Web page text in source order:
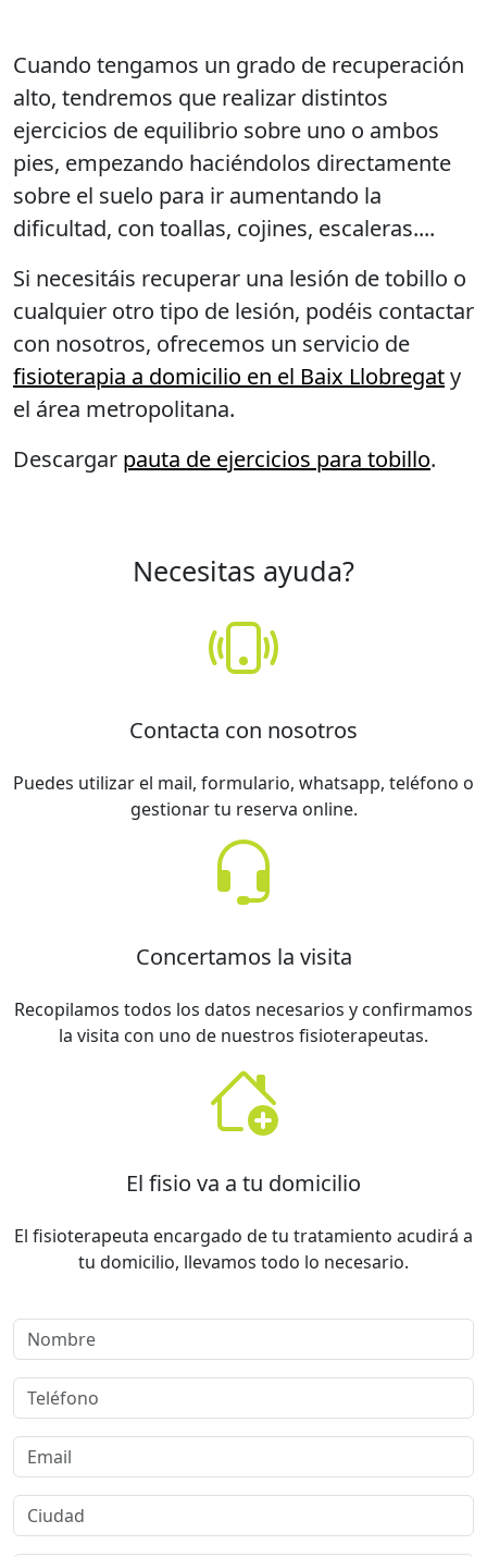
Cuando tengamos un grado de recuperación
alto, tendremos que realizar distintos
ejercicios de equilibrio sobre uno o ambos
pies, empezando haciéndolos directamente
sobre el suelo para ir aumentando la
dificultad, con toallas, cojines, escaleras....
Si necesitáis recuperar una lesión de tobillo o
cualquier otro tipo de lesión, podéis contactar
con nosotros, ofrecemos un servicio de
fisioterapia a domicilio en el Baix Llobregaty
el área metropolitana.
Descargar pauta de ejercicios para tobillo.
Necesitas ayuda?
Contacta con nosotros
Puedes utilizar el mail, formulario, whatsapp, teléfono o
gestionar tu reserva online.
Concertamos la visita
Recopilamos todos los datos necesarios y confirmamos
la visita con uno de nuestros fisioterapeutas.
El fisio va a tu domicilio
El fisioterapeuta encargado de tu tratamiento acudirá a
tu domicilio, llevamos todo lo necesario.